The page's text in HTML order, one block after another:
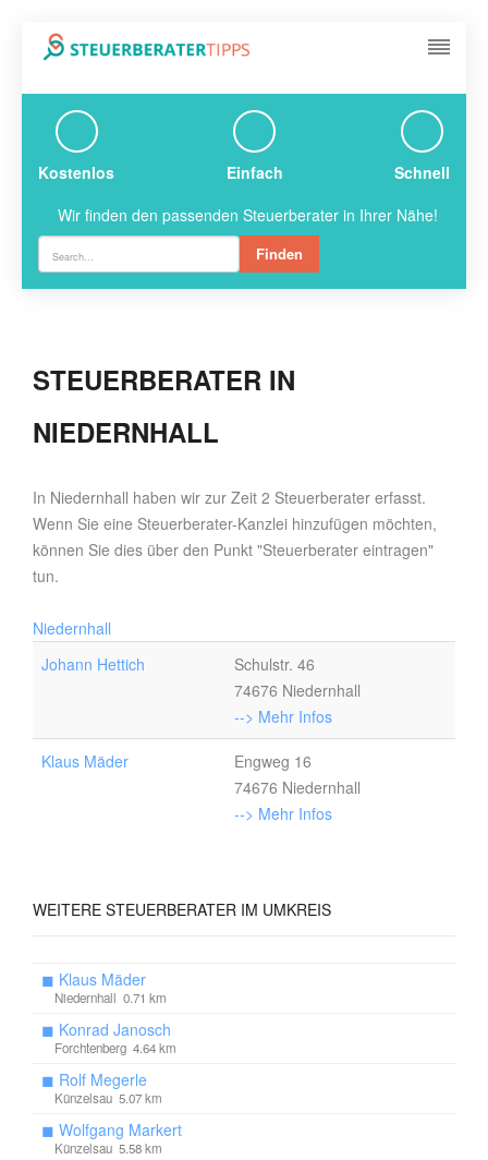
Kostenlos Einfach
Schnell
Wir finden den passenden Steuerberater in Ihrer Nähe!
Finden
STEUERBERATER IN
NIEDERNHALL
In Niedernhall haben wir zur Zeit 2 Steuerberater erfasst.
Wenn Sie eine Steuerberater-Kanzlei hinzufügen möchten,
können Sie dies über den Punkt "Steuerberater eintragen"
tun.
Niedernhall
Johann Hettich
Schulstr. 46
74676 Niedernhall
--> Mehr Infos
Klaus Mäder
Engweg 16
74676 Niedernhall
--> Mehr Infos
WEITERE STEUERBERATER IM UMKREIS
◼ Klaus Mäder
Niedernhall 0.71 km
◼ Konrad Janosch
Forchtenberg 4.64 km
◼ Rolf Megerle
Künzelsau 5.07 km
◼ Wolfgang Markert
Künzelsau 5.58 km